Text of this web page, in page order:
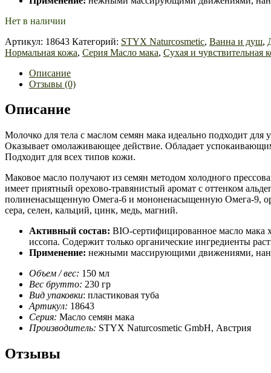
Нет в наличии
Артикул: 18643 Категорий: STYX Naturcosmetic, Ванна и душ,
Нормальная кожа, Серия Масло мака, Сухая и чувствительная
Описание
Отзывы (0)
Описание
Молочко для тела с маслом семян мака идеально подходит для
Оказывает омолаживающее действие. Обладает
Подходит для всех типов кожи.
Маковое масло получают из семян методом холодного
имеет приятный орехово-травянистый аромат с оттенком
полиненасыщенную Омега-6 и мононенасыщенную Омега-9,
сера, селен, кальций, цинк, медь, магний.
Активный состав: BIO-сертифицированное масло
иссопа. Содержит только органические ингредиенты
Применение: нежными массирующими движениями,
Объем / вес: 150 мл
Вес брутто: 230 гр
Вид упаковки: пластиковая туба
Артикул: 18643
Серия: Масло семян мака
Производитель: STYX Naturcosmetic GmbH, Австрия
Отзывы